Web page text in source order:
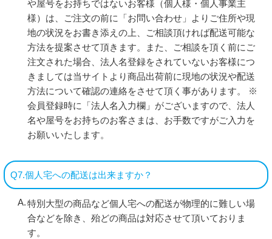
や屋号をお持ちではないお客様（個人様・個人事業主
様）は、ご注文の前に「お問い合わせ」よりご住所や現
地の状況をお書き添えの上、ご相談頂ければ配送可能な
方法を提案させて頂きます。また、ご相談を頂く前にご
注文された場合、法人名登録をされていないお客様につ
きましては当サイトより商品出荷前に現地の状況や配送
方法について確認の連絡をさせて頂く事があります。 ※
会員登録時に「法人名入力欄」がございますので、法人
名や屋号をお持ちのお客さまは、お手数ですがご入力を
お願いいたします。
Q7.個人宅への配送は出来ますか？
特別大型の商品など個人宅への配送が物理的に難しい場
合などを除き、殆どの商品は対応させて頂いておりま
す。